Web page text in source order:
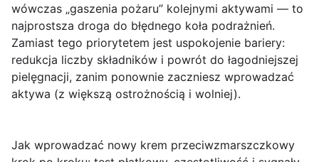
wówczas „gaszenia pożaru” kolejnymi aktywami — to
najprostsza droga do błędnego koła podrażnień.
Zamiast tego priorytetem jest uspokojenie bariery:
redukcja liczby składników i powrót do łagodniejszej
pielęgnacji, zanim ponownie zaczniesz wprowadzać
aktywa (z większą ostrożnością i wolniej).
Jak wprowadzać nowy krem przeciwzmarszczkowy